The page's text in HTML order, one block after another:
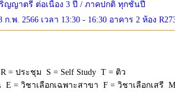
ญญาตรี ต่อเนื่อง 3 ปี / ภาคปกติ ทุกชั้นปี
ก.พ. 2566 เวลา 13:30 - 16:30 อาคาร 2 ห้อง
= ประชุม S = Self Study T = ติว
E = วิชาเลือกเฉพาะสาขา F = วิชาเลือกเสรี